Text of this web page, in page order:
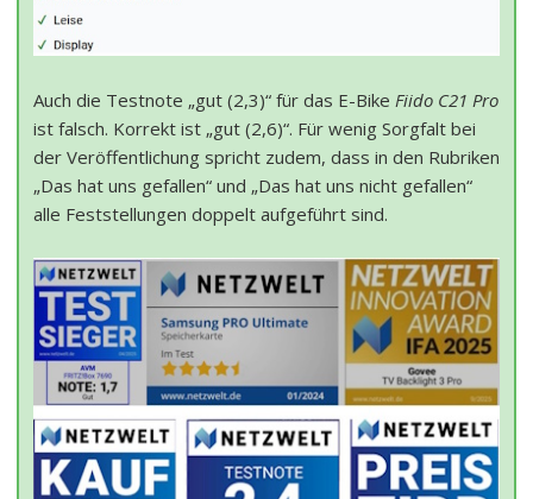
Auch die Testnote „gut (2,3)“ für das E-Bike Fiido C21 Pro
ist falsch. Korrekt ist „gut (2,6)“. Für wenig Sorgfalt bei
der Veröffentlichung spricht zudem, dass in den Rubriken
„Das hat uns gefallen“ und „Das hat uns nicht gefallen“
alle Feststellungen doppelt aufgeführt sind.